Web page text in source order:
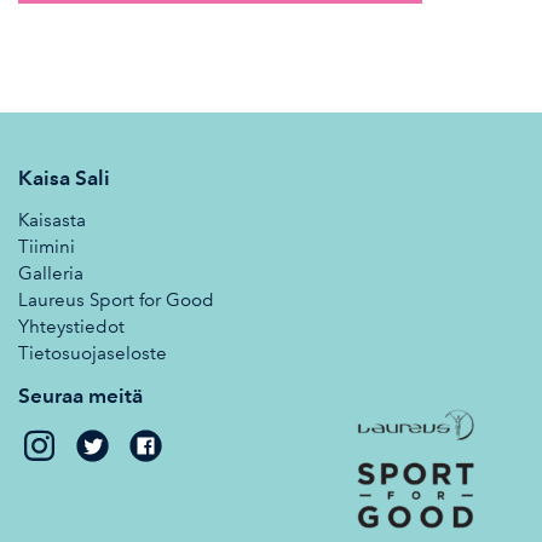
Kaisa Sali
Kaisasta
Tiimini
Galleria
Laureus Sport for Good
Yhteystiedot
Tietosuojaseloste
Seuraa meitä
Kaisa
Sali
Kaisa
Sali